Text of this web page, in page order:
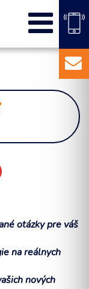
otázky pre váš
na reálnych
nových
vašu firmu